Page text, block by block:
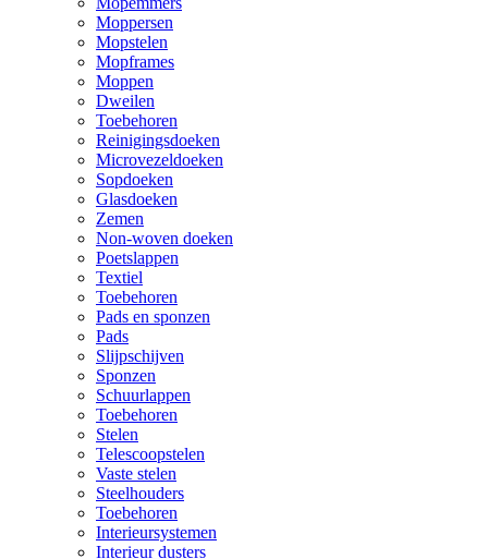
Moppersen
Mopstelen
Mopframes
Moppen
Dweilen
Toebehoren
Reinigingsdoeken
Microvezeldoeken
Sopdoeken
Glasdoeken
Zemen
Non-woven doeken
Poetslappen
Textiel
Toebehoren
Pads en sponzen
Pads
Slijpschijven
Sponzen
Schuurlappen
Toebehoren
Stelen
Telescoopstelen
Vaste stelen
Steelhouders
Toebehoren
Interieursystemen
Interieur dusters